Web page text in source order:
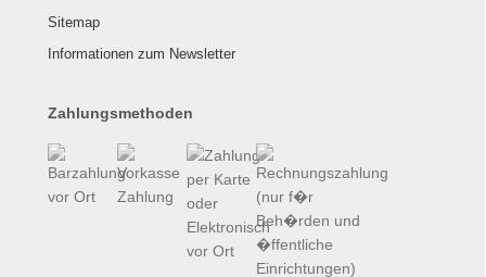
Sitemap
Informationen zum Newsletter
Zahlungsmethoden